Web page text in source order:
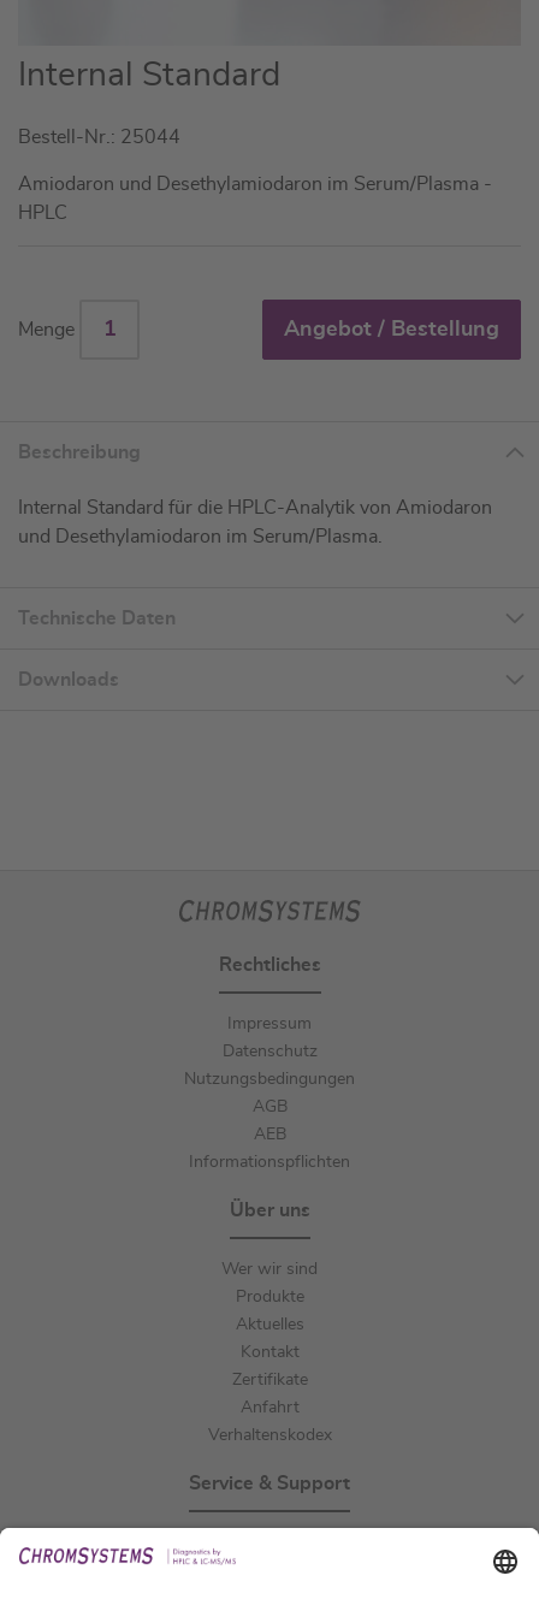
Zum
Anfang
Bildgalerie
springen
Internal Standard
Bestell-Nr.: 25044
Amiodaron und Desethylamiodaron im Serum/Plasma -
HPLC
Menge Angebot / Bestellung
Beschreibung
Internal Standard für die HPLC-Analytik von Amiodaron
und Desethylamiodaron im Serum/Plasma.
Technische Daten
Downloads
Rechtliches
Impressum
Datenschutz
Nutzungsbedingungen
AGB
AEB
Informationspflichten
Über uns
Wer wir sind
Produkte
Aktuelles
Kontakt
Zertifikate
Anfahrt
Verhaltenskodex
Service & Support